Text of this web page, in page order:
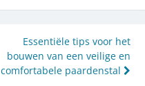
Essentiële tips voor het
bouwen van een veilige en
comfortabele paardenstal